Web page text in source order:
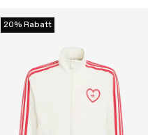
20% Rabatt